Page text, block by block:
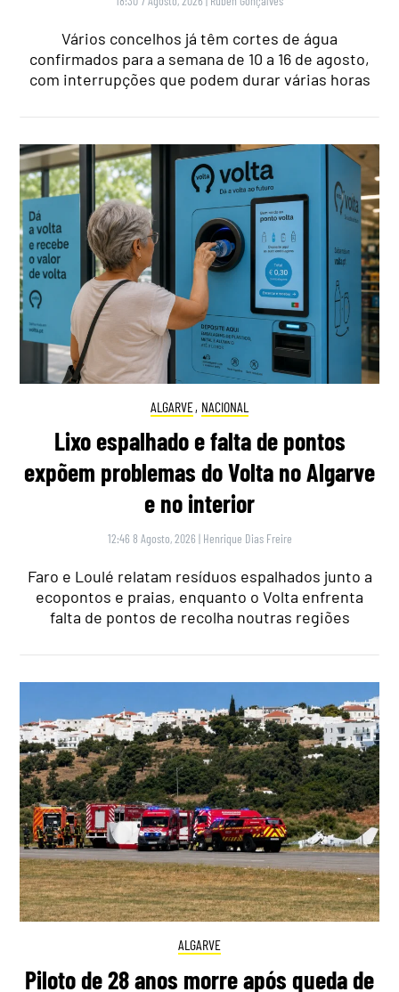
Vários concelhos já têm cortes de água
confirmados para a semana de 10 a 16 de agosto,
com interrupções que podem durar várias horas
ALGARVE, NACIONAL
Lixo espalhado e falta de pontos
expõem problemas do Volta no Algarve
e no interior
12:46 8 Agosto, 2026 | Henrique Dias Freire
Faro e Loulé relatam resíduos espalhados junto a
ecopontos e praias, enquanto o Volta enfrenta
falta de pontos de recolha noutras regiões
ALGARVE
Piloto de 28 anos morre após queda de